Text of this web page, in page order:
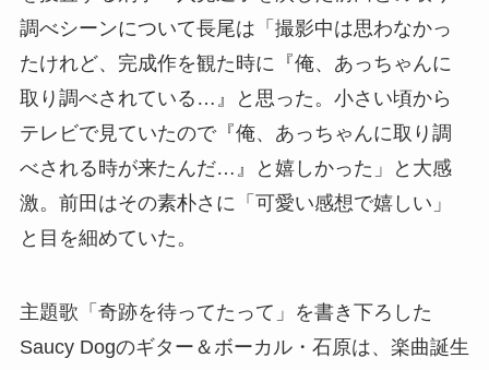
調べシーンについて長尾は「撮影中は思わなかっ
たけれど、完成作を観た時に『俺、あっちゃんに
取り調べされている…』と思った。小さい頃から
テレビで見ていたので『俺、あっちゃんに取り調
べされる時が来たんだ…』と嬉しかった」と大感
激。前田はその素朴さに「可愛い感想で嬉しい」
と目を細めていた。
主題歌「奇跡を待ってたって」を書き下ろした
Saucy Dogのギター＆ボーカル・石原は、楽曲誕生